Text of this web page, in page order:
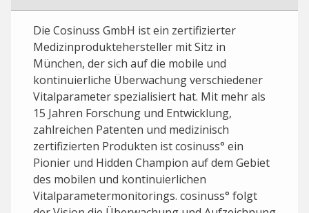
Die Cosinuss GmbH ist ein zertifizierter
Medizinproduktehersteller mit Sitz in
München, der sich auf die mobile und
kontinuierliche Überwachung verschiedener
Vitalparameter spezialisiert hat. Mit mehr als
15 Jahren Forschung und Entwicklung,
zahlreichen Patenten und medizinisch
zertifizierten Produkten ist cosinuss° ein
Pionier und Hidden Champion auf dem Gebiet
des mobilen und kontinuierlichen
Vitalparametermonitorings. cosinuss° folgt